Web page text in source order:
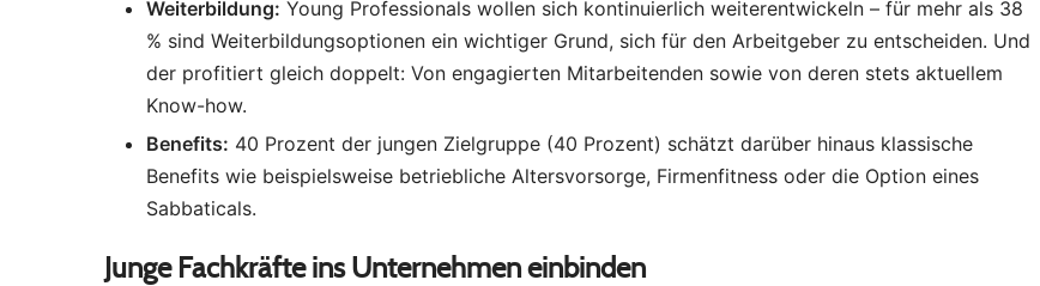
Weiterbildung: Young Professionals wollen sich kontinuierlich weiterentwickeln – für mehr als 38
% sind Weiterbildungsoptionen ein wichtiger Grund, sich für den Arbeitgeber zu entscheiden. Und
der profitiert gleich doppelt: Von engagierten Mitarbeitenden sowie von deren stets aktuellem
Know-how.
Benefits: 40 Prozent der jungen Zielgruppe (40 Prozent) schätzt darüber hinaus klassische
Benefits wie beispielsweise betriebliche Altersvorsorge, Firmenfitness oder die Option eines
Sabbaticals.
Junge Fachkräfte ins Unternehmen einbinden